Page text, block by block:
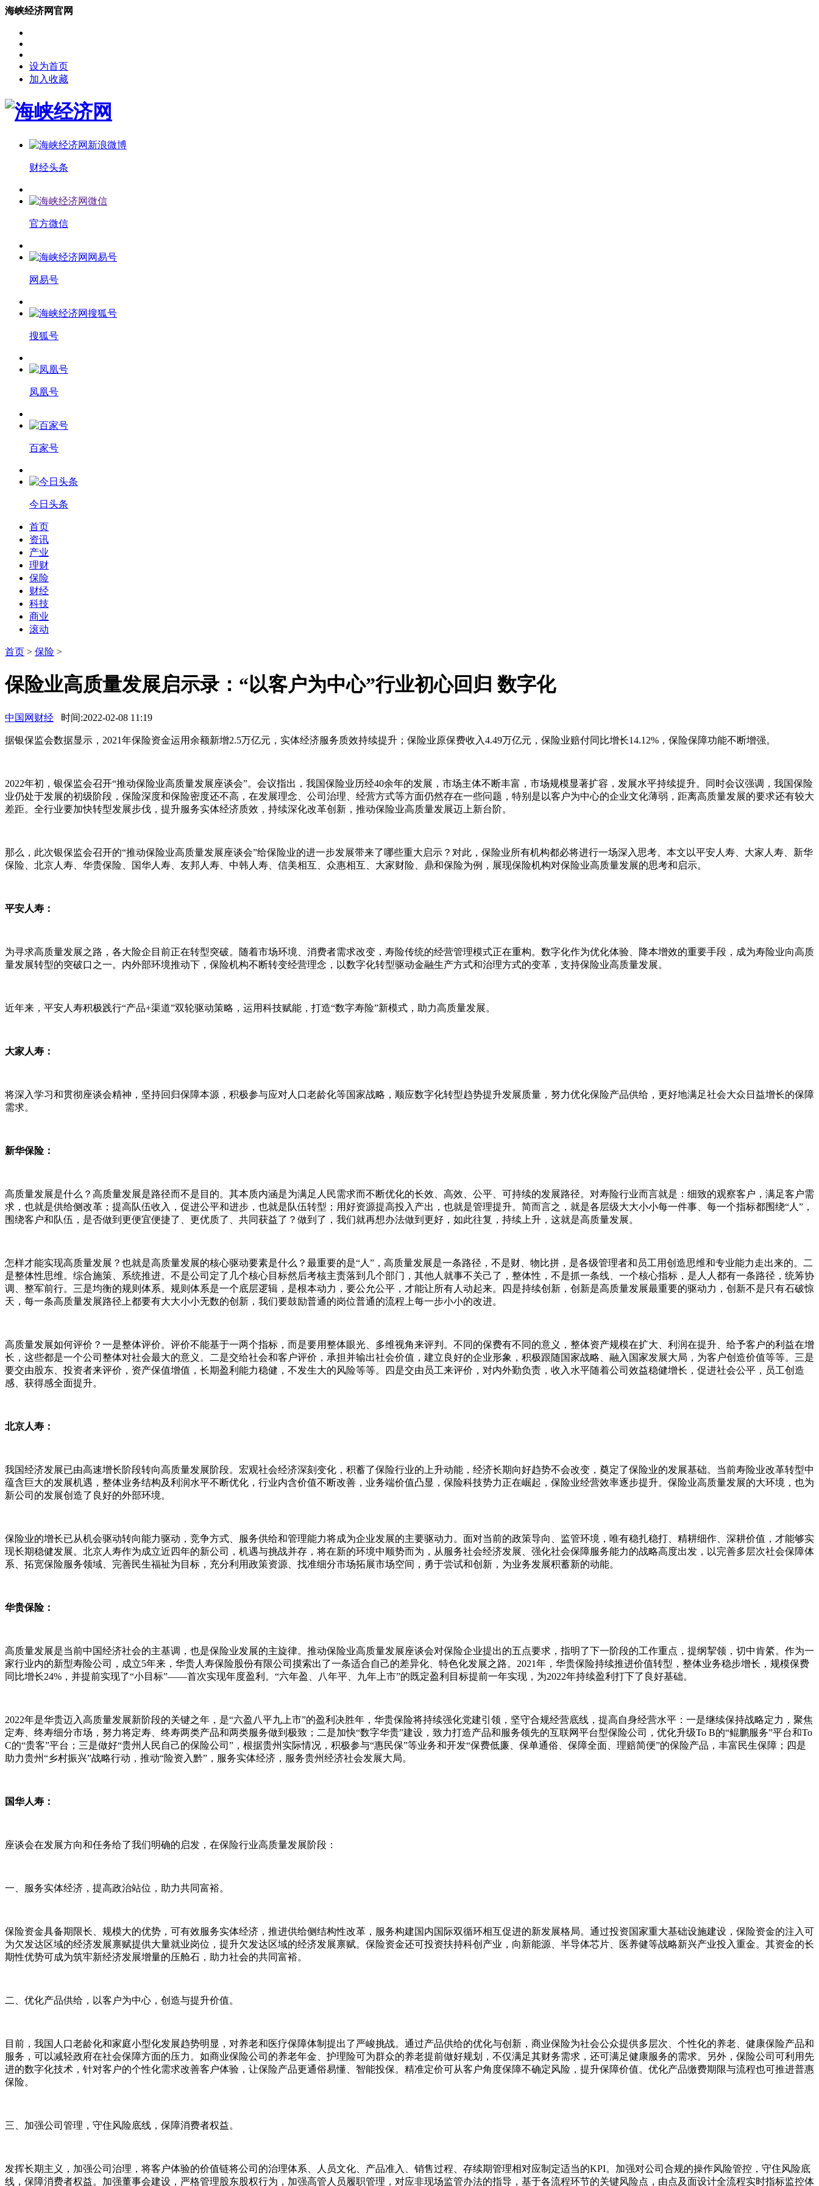
海峡经济网官网
设为首页
加入收藏
财经头条
官方微信
网易号
搜狐号
凤凰号
百家号
今日头条
首页
资讯
产业
理财
保险
财经
科技
商业
滚动
首页 > 保险 >
保险业高质量发展启示录：“以客户为中心”行业初心回归 数字化
中国网财经 时间:2022-02-08 11:19
据银保监会数据显示，2021年保险资金运用余额新增2.5万亿元，实体经济服务质效持续提升；保险业原保费收入4.49万亿元，保险业赔付同比增长14.12%，保险保障功能不断增强。
2022年初，银保监会召开“推动保险业高质量发展座谈会”。会议指出，我国保险业历经40余年的发展，市场主体不断丰富，市场规模显著扩容，发展水平持续提升。同时会议强调，我国保险
业仍处于发展的初级阶段，保险深度和保险密度还不高，在发展理念、公司治理、经营方式等方面仍然存在一些问题，特别是以客户为中心的企业文化薄弱，距离高质量发展的要求还有较大
差距。全行业要加快转型发展步伐，提升服务实体经济质效，持续深化改革创新，推动保险业高质量发展迈上新台阶。
那么，此次银保监会召开的“推动保险业高质量发展座谈会”给保险业的进一步发展带来了哪些重大启示？对此，保险业所有机构都必将进行一场深入思考。本文以平安人寿、大家人寿、新华
保险、北京人寿、华贵保险、国华人寿、友邦人寿、中韩人寿、信美相互、众惠相互、大家财险、鼎和保险为例，展现保险机构对保险业高质量发展的思考和启示。
平安人寿：
为寻求高质量发展之路，各大险企目前正在转型突破。随着市场环境、消费者需求改变，寿险传统的经营管理模式正在重构。数字化作为优化体验、降本增效的重要手段，成为寿险业向高质
量发展转型的突破口之一。内外部环境推动下，保险机构不断转变经营理念，以数字化转型驱动金融生产方式和治理方式的变革，支持保险业高质量发展。
近年来，平安人寿积极践行“产品+渠道”双轮驱动策略，运用科技赋能，打造“数字寿险”新模式，助力高质量发展。
大家人寿：
将深入学习和贯彻座谈会精神，坚持回归保障本源，积极参与应对人口老龄化等国家战略，顺应数字化转型趋势提升发展质量，努力优化保险产品供给，更好地满足社会大众日益增长的保障
需求。
新华保险：
高质量发展是什么？高质量发展是路径而不是目的。其本质内涵是为满足人民需求而不断优化的长效、高效、公平、可持续的发展路径。对寿险行业而言就是：细致的观察客户，满足客户需
求，也就是供给侧改革；提高队伍收入，促进公平和进步，也就是队伍转型；用好资源提高投入产出，也就是管理提升。简而言之，就是各层级大大小小每一件事、每一个指标都围绕“人”，
围绕客户和队伍，是否做到更便宜便捷了、更优质了、共同获益了？做到了，我们就再想办法做到更好，如此往复，持续上升，这就是高质量发展。
怎样才能实现高质量发展？也就是高质量发展的核心驱动要素是什么？最重要的是“人”，高质量发展是一条路径，不是财、物比拼，是各级管理者和员工用创造思维和专业能力走出来的。二
是整体性思维。综合施策、系统推进。不是公司定了几个核心目标然后考核主责落到几个部门，其他人就事不关己了，整体性，不是抓一条线、一个核心指标，是人人都有一条路径，统筹协
调、整军前行。三是均衡的规则体系。规则体系是一个底层逻辑，是根本动力，要公允公平，才能让所有人动起来。四是持续创新，创新是高质量发展最重要的驱动力，创新不是只有石破惊
天，每一条高质量发展路径上都要有大大小小无数的创新，我们要鼓励普通的岗位普通的流程上每一步小小的改进。
高质量发展如何评价？一是整体评价。评价不能基于一两个指标，而是要用整体眼光、多维视角来评判。不同的保费有不同的意义，整体资产规模在扩大、利润在提升、给予客户的利益在增
长，这些都是一个公司整体对社会最大的意义。二是交给社会和客户评价，承担并输出社会价值，建立良好的企业形象，积极跟随国家战略、融入国家发展大局，为客户创造价值等等。三是
要交由股东、投资者来评价，资产保值增值，长期盈利能力稳健，不发生大的风险等等。四是交由员工来评价，对内外勤负责，收入水平随着公司效益稳健增长，促进社会公平，员工创造
感、获得感全面提升。
北京人寿：
我国经济发展已由高速增长阶段转向高质量发展阶段。宏观社会经济深刻变化，积蓄了保险行业的上升动能，经济长期向好趋势不会改变，奠定了保险业的发展基础。当前寿险业改革转型中
蕴含巨大的发展机遇，整体业务结构及利润水平不断优化，行业内含价值不断改善，业务端价值凸显，保险科技势力正在崛起，保险业经营效率逐步提升。保险业高质量发展的大环境，也为
新公司的发展创造了良好的外部环境。
保险业的增长已从机会驱动转向能力驱动，竞争方式、服务供给和管理能力将成为企业发展的主要驱动力。面对当前的政策导向、监管环境，唯有稳扎稳打、精耕细作、深耕价值，才能够实
现长期稳健发展。北京人寿作为成立近四年的新公司，机遇与挑战并存，将在新的环境中顺势而为，从服务社会经济发展、强化社会保障服务能力的战略高度出发，以完善多层次社会保障体
系、拓宽保险服务领域、完善民生福祉为目标，充分利用政策资源、找准细分市场拓展市场空间，勇于尝试和创新，为业务发展积蓄新的动能。
华贵保险：
高质量发展是当前中国经济社会的主基调，也是保险业发展的主旋律。推动保险业高质量发展座谈会对保险企业提出的五点要求，指明了下一阶段的工作重点，提纲挈领，切中肯綮。作为一
家行业内的新型寿险公司，成立5年来，华贵人寿保险股份有限公司摸索出了一条适合自己的差异化、特色化发展之路。2021年，华贵保险持续推进价值转型，整体业务稳步增长，规模保费
同比增长24%，并提前实现了“小目标”——首次实现年度盈利。“六年盈、八年平、九年上市”的既定盈利目标提前一年实现，为2022年持续盈利打下了良好基础。
2022年是华贵迈入高质量发展新阶段的关键之年，是“六盈八平九上市”的盈利决胜年，华贵保险将持续强化党建引领，坚守合规经营底线，提高自身经营水平：一是继续保持战略定力，聚焦
定寿、终寿细分市场，努力将定寿、终寿两类产品和两类服务做到极致；二是加快“数字华贵”建设，致力打造产品和服务领先的互联网平台型保险公司，优化升级To B的“鲲鹏服务”平台和To
C的“贵客”平台；三是做好“贵州人民自己的保险公司”，根据贵州实际情况，积极参与“惠民保”等业务和开发“保费低廉、保单通俗、保障全面、理赔简便”的保险产品，丰富民生保障；四是
助力贵州“乡村振兴”战略行动，推动“险资入黔”，服务实体经济，服务贵州经济社会发展大局。
国华人寿：
座谈会在发展方向和任务给了我们明确的启发，在保险行业高质量发展阶段：
一、服务实体经济，提高政治站位，助力共同富裕。
保险资金具备期限长、规模大的优势，可有效服务实体经济，推进供给侧结构性改革，服务构建国内国际双循环相互促进的新发展格局。通过投资国家重大基础设施建设，保险资金的注入可
为欠发达区域的经济发展禀赋提供大量就业岗位，提升欠发达区域的经济发展禀赋。保险资金还可投资扶持科创产业，向新能源、半导体芯片、医养健等战略新兴产业投入重金。其资金的长
期性优势可成为筑牢新经济发展增量的压舱石，助力社会的共同富裕。
二、优化产品供给，以客户为中心，创造与提升价值。
目前，我国人口老龄化和家庭小型化发展趋势明显，对养老和医疗保障体制提出了严峻挑战。通过产品供给的优化与创新，商业保险为社会公众提供多层次、个性化的养老、健康保险产品和
服务，可以减轻政府在社会保障方面的压力。如商业保险公司的养老年金、护理险可为群众的养老提前做好规划，不仅满足其财务需求，还可满足健康服务的需求。另外，保险公司可利用先
进的数字化技术，针对客户的个性化需求改善客户体验，让保险产品更通俗易懂、智能投保。精准定价可从客户角度保障不确定风险，提升保障价值。优化产品缴费期限与流程也可推进普惠
保险。
三、加强公司管理，守住风险底线，保障消费者权益。
发挥长期主义，加强公司治理，将客户体验的价值链将公司的治理体系、人员文化、产品准入、销售过程、存续期管理相对应制定适当的KPI。加强对公司合规的操作风险管控，守住风险底
线，保障消费者权益。加强董事会建设，严格管理股东股权行为，加强高管人员履职管理，对应非现场监管办法的指导，基于各流程环节的关键风险点，由点及面设计全流程实时指标监控体